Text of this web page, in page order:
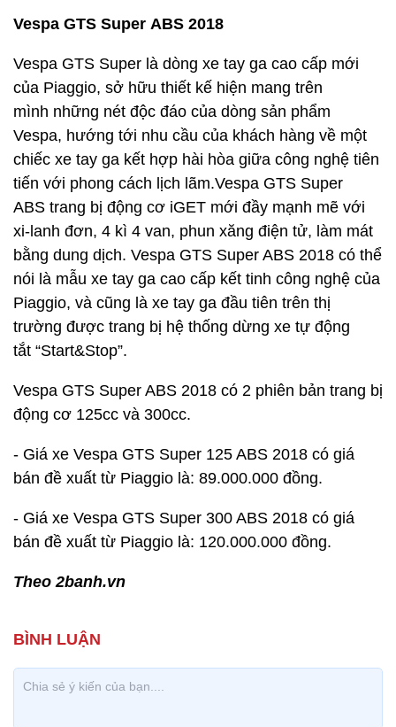
Vespa GTS Super ABS 2018
Vespa GTS Super là dòng xe tay ga cao cấp mới
của Piaggio, sở hữu thiết kế hiện mang trên
mình những nét độc đáo của dòng sản phẩm
Vespa, hướng tới nhu cầu của khách hàng về một
chiếc xe tay ga kết hợp hài hòa giữa công nghệ tiên
tiến với phong cách lịch lãm.Vespa GTS Super
ABS trang bị động cơ iGET mới đầy mạnh mẽ với
xi-lanh đơn, 4 kì 4 van, phun xăng điện tử, làm mát
bằng dung dịch. Vespa GTS Super ABS 2018 có thể
nói là mẫu xe tay ga cao cấp kết tinh công nghệ của
Piaggio, và cũng là xe tay ga đầu tiên trên thị
trường được trang bị hệ thống dừng xe tự động
tắt “Start&Stop”.
Vespa GTS Super ABS 2018 có 2 phiên bản trang bị
động cơ 125cc và 300cc.
- Giá xe Vespa GTS Super 125 ABS 2018 có giá
bán đề xuất từ Piaggio là: 89.000.000 đồng.
- Giá xe Vespa GTS Super 300 ABS 2018 có giá
bán đề xuất từ Piaggio là: 120.000.000 đồng.
Theo 2banh.vn